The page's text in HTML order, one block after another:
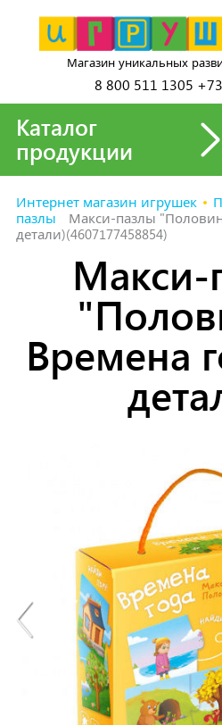
Магазин уникальных
8 800 511 1305
Каталог
продукции
Интернет магазин игрушек
пазлы
Макси-пазлы
детали)(4607177458854)
Макси-
Времена